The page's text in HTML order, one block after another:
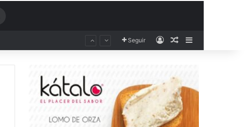
Seguir AccesoPublicación al